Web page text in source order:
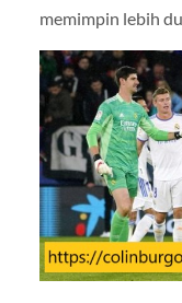
memimpin lebih